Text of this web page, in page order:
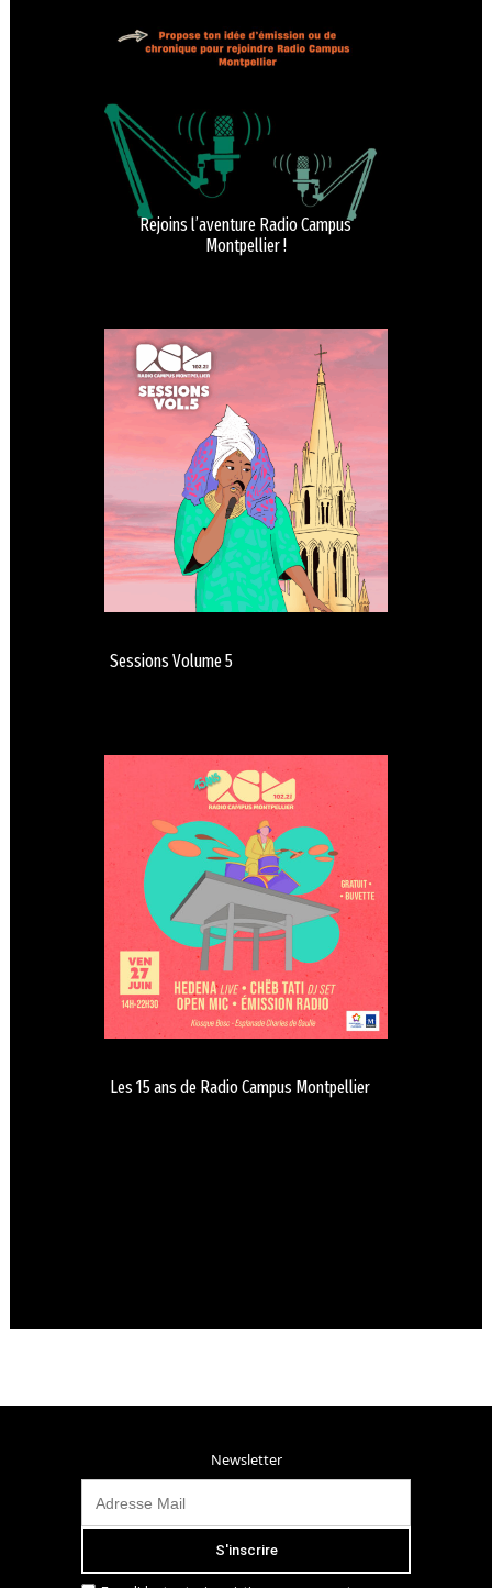
Rejoins l’aventure Radio Campus
Montpellier !
Sessions Volume 5
Les 15 ans de Radio Campus Montpellier
Newsletter